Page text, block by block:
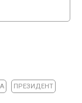
ПРЕЗИДЕНТ